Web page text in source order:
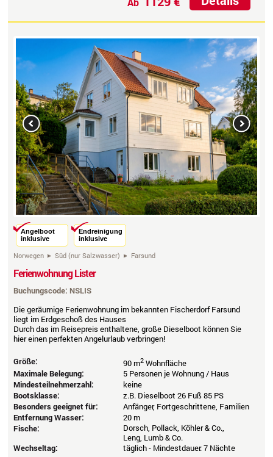
Previous Next
Angelboot
inklusive
Endreinigung
inklusive
Norwegen Süd (nur Salzwasser) Farsund
Ferienwohnung Lister
Buchungscode: NSLIS
Die geräumige Ferienwohnung im bekannten Fischerdorf Farsund
liegt im Erdgeschoß des Hauses
Durch das im Reisepreis enthaltene, große Dieselboot können Sie
hier einen perfekten Angelurlaub verbringen!
Größe: 90 m2Wohnfläche
Maximale Belegung:
5 Personen je Wohnung / Haus
Mindesteilnehmerzahl:
keine
Bootsklasse:
z.B. Dieselboot 26 Fuß 85 PS
Besonders geeignet für:
Anfänger, Fortgeschrittene, Familien
Entfernung Wasser:
20 m
Fische:
Dorsch, Pollack, Köhler & Co.,
Leng, Lumb & Co.
Wechseltag:
täglich - Mindestdauer: 7 Nächte